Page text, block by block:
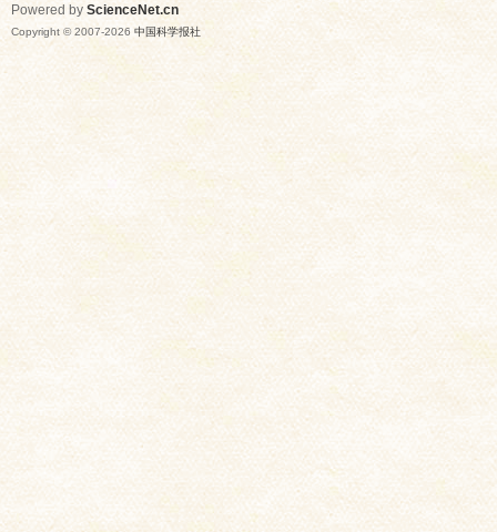
Powered by ScienceNet.cn
Copyright © 2007-2026 中国科学报社